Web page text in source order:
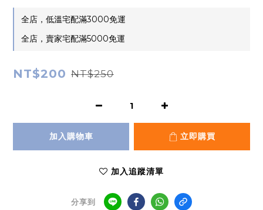
全店，低溫宅配滿3000免運
全店，賣家宅配滿5000免運
NT$200 NT$250
加入購物車 立即購買
加入追蹤清單
分享到